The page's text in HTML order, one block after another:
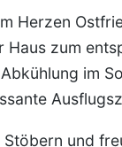
Herzen
Haus zum
im
und